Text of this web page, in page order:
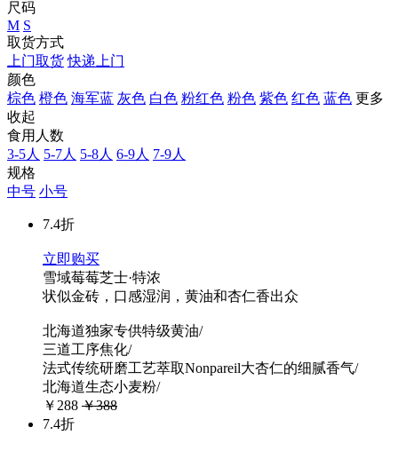
尺码
M S
取货方式
上门取货 快递上门
颜色
棕色 橙色 海军蓝 灰色 白色 粉红色 粉色 紫色 红色 蓝色 更多
收起
食用人数
3-5人 5-7人 5-8人 6-9人 7-9人
规格
中号 小号
7.4折
立即购买
雪域莓莓芝士·特浓
状似金砖，口感湿润，黄油和杏仁香出众
北海道独家专供特级黄油/
三道工序焦化/
法式传统研磨工艺萃取Nonpareil大杏仁的细腻香气/
北海道生态小麦粉/
￥288 ￥388
7.4折